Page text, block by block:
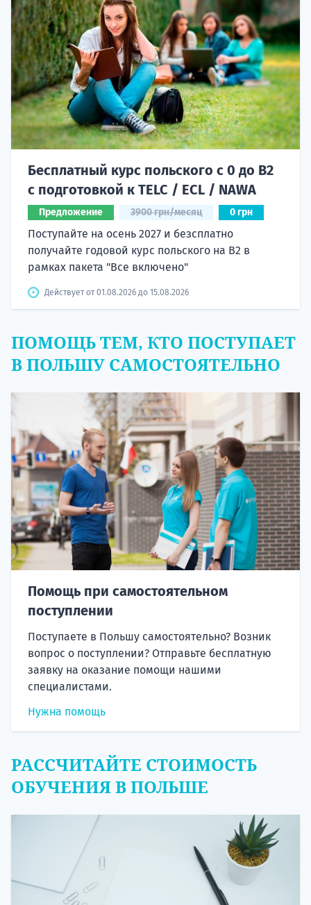
Бесплатный курс польского с 0 до B2
с подготовкой к TELC / ECL / NAWA
Предложение 3900 грн/месяц 0 грн
Поступайте на осень 2027 и безсплатно
получайте годовой курс польского на B2 в
рамках пакета "Все включено"
Действует от 01.08.2026 до 15.08.2026
ПОМОЩЬ ТЕМ, КТО ПОСТУПАЕТ
В ПОЛЬШУ САМОСТОЯТЕЛЬНО
Помощь при самостоятельном
поступлении
Поступаете в Польшу самостоятельно? Возник
вопрос о поступлении? Отправьте бесплатную
заявку на оказание помощи нашими
специалистами.
Нужна помощь
РАССЧИТАЙТЕ СТОИМОСТЬ
ОБУЧЕНИЯ В ПОЛЬШЕ